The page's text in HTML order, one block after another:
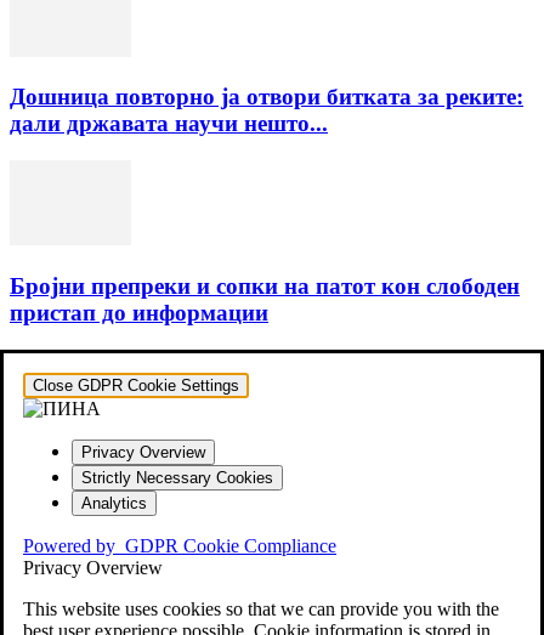
Дошница повторно ја отвори битката за реките:
дали државата научи нешто...
Бројни препреки и сопки на патот кон слободен
пристап до информации
Close GDPR Cookie Settings
Privacy Overview
Strictly Necessary Cookies
Analytics
Powered by GDPR Cookie Compliance
Privacy Overview
This website uses cookies so that we can provide you with the
best user experience possible. Cookie information is stored in